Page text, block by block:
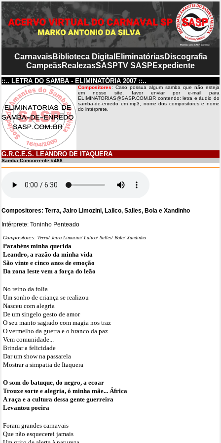
CarnavaisBiblioteca Digital EliminatóriasDiscografia
CampeãsRealezasSASPTV SASP Expediente
::.. LETRA DO SAMBA - ELIMINATÓRIA 2007 ::..
Compositores: Caso possua algum samba que não esteja
em nosso site, favor enviar por e-mail para
ELIMINATORIAS@SASP.COM.BR contendo: letra e áudio do
samba-de-enredo em mp3, nome dos compositores e nome
do intérprete.
G.R.C.E.S. LEANDRO DE ITAQUERA
Samba Concorrente #488
Compositores: Terra, Jairo Limozini, Lalico, Salles, Bola e Xandinho
Intérprete: Toninho Penteado
Compositores: Terra/ Jairo Limozini/ Lalico/ Salles/ Bola/ Xandinho
Parabéns minha querida
Leandro, a razão da minha vida
São vinte e cinco anos de emoção
Da zona leste vem a força do leão
No reino da folia
Um sonho de criança se realizou
Nasceu com alegria
De um singelo gesto de amor
O seu manto sagrado com magia nos traz
O vermelho da guerra e o branco da paz
Vem comunidade...
Brindar a felicidade
Dar um show na passarela
Mostrar a simpatia de Itaquera
O som do batuque, do negro, a ecoar
Trouxe sorte e alegria, ó minha mãe... África
A raça e a cultura dessa gente guerreira
Levantou poeira
Foram grandes carnavais
Que não esquecerei jamais